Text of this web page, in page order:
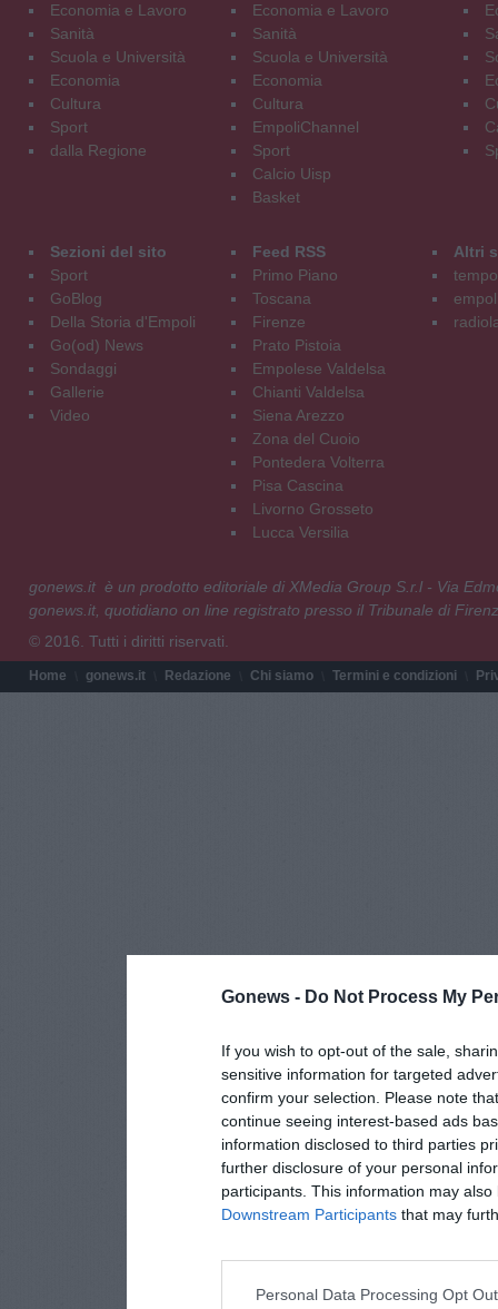
Gonews - Do Not Process My
If you wish to opt-out of the sale,
sensitive information for targeted
confirm your selection. Please note
continue seeing interest-based ads
information disclosed to third parties
further disclosure of your personal
participants. This information may
Downstream Participants that may
Personal Data Processing Opt
Economia e Lavoro
Sanità
Scuola e Università
Economia
Cultura
Sport
dalla Regione
Economia e Lavoro
Sanità
Scuola e Università
Economia
Cultura
EmpoliChannel
Sport
Calcio Uisp
Basket
Sezioni del sito
Sport
GoBlog
Della Storia d'Empoli
Go(od) News
Sondaggi
Gallerie
Video
Feed RSS
Primo Piano
Toscana
Firenze
Prato Pistoia
Empolese Valdelsa
Chianti Valdelsa
Siena Arezzo
Zona del Cuoio
Pontedera Volterra
Pisa Cascina
Livorno Grosseto
Lucca Versilia
Altri
gonews.it è un prodotto editoriale di XMedia Group S.r.l - Via
gonews.it, quotidiano on line registrato presso il Tribunale di
© 2016. Tutti i diritti riservati.
Home gonews.it Redazione Chi siamo Termini e condizioni